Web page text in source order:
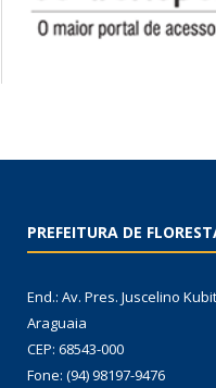
PREFEITURA DE
End.: Av. Pres. Juscelino
Araguaia
CEP: 68543-000
Fone: (94) 98197-9476